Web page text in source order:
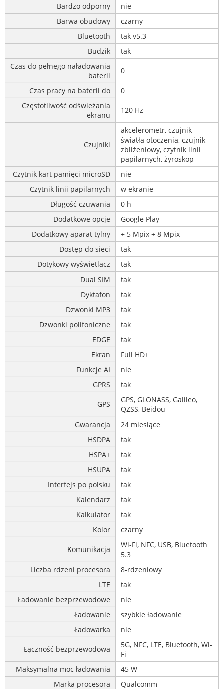
Bardzo odporny
nie
Barwa obudowy
czarny
Bluetooth
tak v5.3
Budzik
tak
Czas do pełnego naładowania
baterii
0
Czas pracy na baterii do
0
Częstotliwość odświeżania
ekranu
120 Hz
Czujniki
akcelerometr, czujnik
światła otoczenia, czujnik
zbliżeniowy, czytnik linii
papilarnych, żyroskop
Czytnik kart pamięci microSD
nie
Czytnik linii papilarnych
w ekranie
Długość czuwania
0 h
Dodatkowe opcje
Google Play
Dodatkowy aparat tylny
+ 5 Mpix + 8 Mpix
Dostęp do sieci
tak
Dotykowy wyświetlacz
tak
Dual SIM
tak
Dyktafon
tak
Dzwonki MP3
tak
Dzwonki polifoniczne
tak
EDGE
tak
Ekran
Full HD+
Funkcje AI
nie
GPRS
tak
GPS
GPS, GLONASS, Galileo,
QZSS, Beidou
Gwarancja
24 miesiące
HSDPA
tak
HSPA+
tak
HSUPA
tak
Interfejs po polsku
tak
Kalendarz
tak
Kalkulator
tak
Kolor
czarny
Komunikacja
Wi-Fi, NFC, USB, Bluetooth
5.3
Liczba rdzeni procesora
8-rdzeniowy
LTE
tak
Ładowanie bezprzewodowe
nie
Ładowanie
szybkie ładowanie
Ładowarka
nie
Łączność bezprzewodowa
5G, NFC, LTE, Bluetooth, Wi-
Fi
Maksymalna moc ładowania
45 W
Marka procesora
Qualcomm